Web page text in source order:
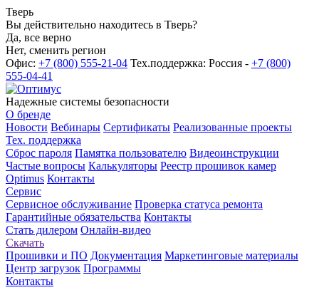
Тверь
Вы действительно находитесь в Тверь?
Да, все верно
Нет, сменить регион
Офис: +7 (800) 555-21-04 Тех.поддержка: Россия - +7 (800)
555-04-41
Надежные системы безопасности
О бренде
Новости Вебинары Сертификаты Реализованные проекты
Тех. поддержка
Сброс пароля Памятка пользователю Видеоинструкции
Частые вопросы Калькуляторы Реестр прошивок камер
Optimus Контакты
Сервис
Сервисное обслуживание Проверка статуса ремонта
Гарантийные обязательства Контакты
Стать дилером Онлайн-видео
Скачать
Прошивки и ПО Документация Маркетинговые материалы
Центр загрузок Программы
Контакты